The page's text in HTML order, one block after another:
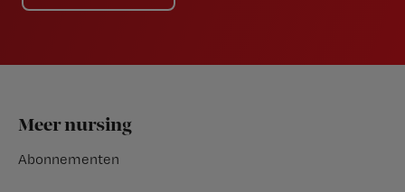
Footer
Meer nursing
Abonnementen